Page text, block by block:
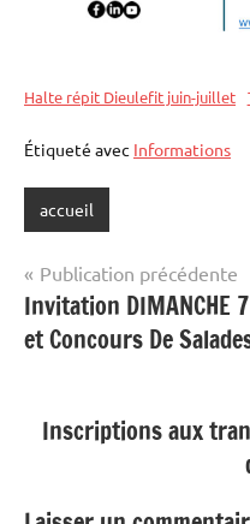
Halte répit Dieulefit juin-juillet
Étiqueté avec Informations
accueil
Navigation
de
l’article
Publication précédente
Invitation DIMANCHE
et Concours De
Inscriptions aux